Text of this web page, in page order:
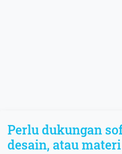
Perlu dukungan
desain, atau